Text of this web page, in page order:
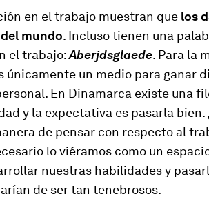
en el trabajo muestran que los
mundo. Incluso tienen una
el trabajo:Aberjdsglaede. Para la
únicamente un medio para ganar
En Dinamarca existe una
y la expectativa es pasarla bien.
de pensar con respecto al
lo viéramos como un
nuestras habilidades y
de ser tan tenebrosos.